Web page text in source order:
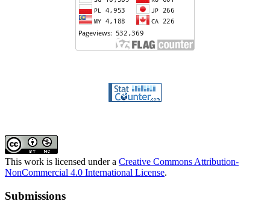
This work is licensed under a Creative Commons Attribution-
NonCommercial 4.0 International License.
Submissions